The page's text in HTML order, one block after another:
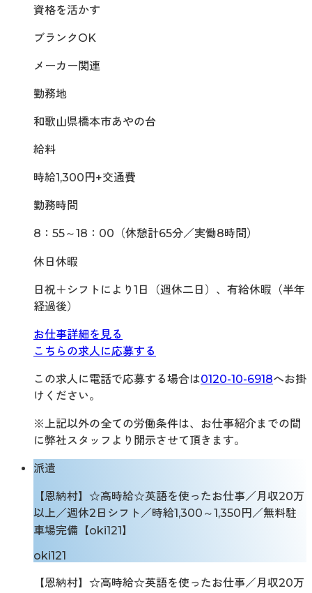
資格を活かす
ブランクOK
メーカー関連
勤務地
和歌山県橋本市あやの台
給料
時給1,300円+交通費
勤務時間
8：55～18：00（休憩計65分／実働8時間）
休日休暇
日祝＋シフトにより1日（週休二日）、有給休暇（半年
経過後）
お仕事詳細を見る
こちらの求人に応募する
この求人に電話で応募する場合は0120-10-6918へお掛
けください。
※上記以外の全ての労働条件は、お仕事紹介までの間
に弊社スタッフより開示させて頂きます。
派遣
【恩納村】☆高時給☆英語を使ったお仕事／月収20万
以上／週休2日シフト／時給1,300～1,350円／無料駐
車場完備【oki121】
oki121
【恩納村】☆高時給☆英語を使ったお仕事／月収20万